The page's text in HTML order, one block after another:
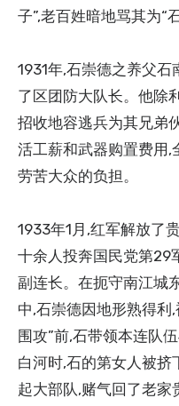
子”,老百姓暗地骂其为“
1931年,石崇德之养父
了区团防大队长。他除
招收地容逃兵为其兄弟
活工薪和武器购置费用,
劳苦大众的负担。
1933年1月,红军解放了
十余人投奔国民党第29
副连长。在扼守南江城
中,石崇德因地形熟得利
围攻”前,石带领本连队
白河时,石的第女人被挤
起大部队,赌气回了老家